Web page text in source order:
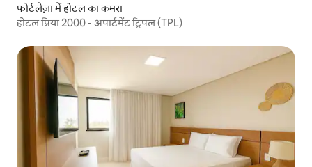
फोर्टलेज़ा में होटल का कमरा
होटल प्रिया 2000 - अपार्टमेंट ट्रिपल (TPL)